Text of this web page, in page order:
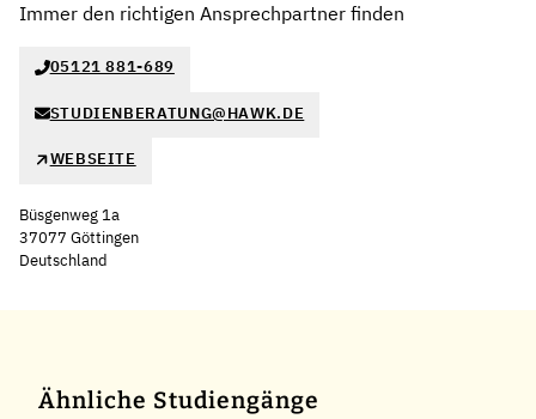
Immer den richtigen Ansprechpartner finden
05121 881-689
STUDIENBERATUNG@HAWK.DE
WEBSEITE
Büsgenweg 1a
37077 Göttingen
Deutschland
Ähnliche Studiengänge